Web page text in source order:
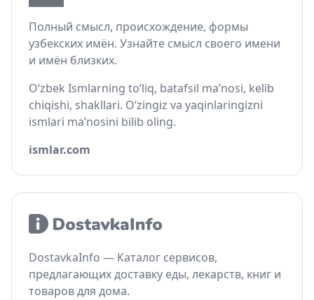
Полный смысл, происхождение, формы
узбекских имён. Узнайте смысл своего имени
и имён близких.
O‘zbek Ismlarning to‘liq, batafsil ma’nosi, kelib
chiqishi, shakllari. O‘zingiz va yaqinlaringizni
ismlari ma’nosini bilib oling.
ismlar.com
DostavkaInfo — Каталог сервисов,
предлагающих доставку еды, лекарств, книг и
товаров для дома.